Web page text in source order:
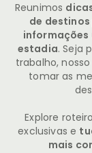
Reunimos
de
informações
estadia. Seja
trabalho,
tomar as
Explore
exclusivas e
mais